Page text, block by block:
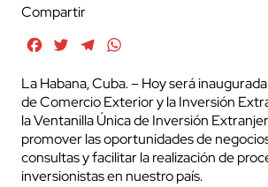
Compartir
FacebookTwitterTelegram
La Habana, Cuba. – Hoy será
de Comercio Exterior y la Inversión
la Ventanilla Única de Inversión
promover las oportunidades de
consultas y facilitar la realización de
inversionistas en nuestro país.